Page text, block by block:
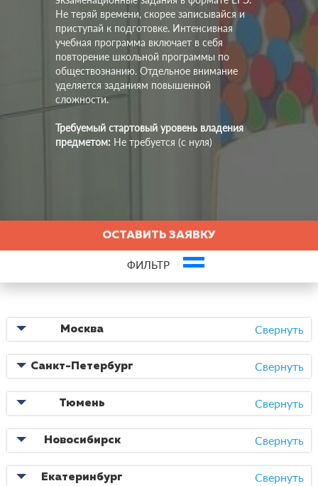
Не теряй времени, скорее записывайся и
приступай к подготовке. Интенсивная
учебная программа включает в себя
повторение школьной программы по
обществознанию. Отдельное внимание
уделяется заданиям повышенной
сложности.
Требуемый стартовый уровень владения
предметом: Не требуется (с нуля)
Москва Свернуть
Санкт-Петербург Свернуть
Тюмень Свернуть
Новосибирск Свернуть
Екатеринбург Свернуть
ОСТАВИТЬ ЗАЯВКУ
ФИЛЬТР
Статьи, связанные с курсом
07.11.2019
07.11.2019
18.11.2017